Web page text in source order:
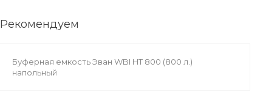
Рекомендуем
Буферная емкость Эван WBI HT 800 (800 л.)
напольный